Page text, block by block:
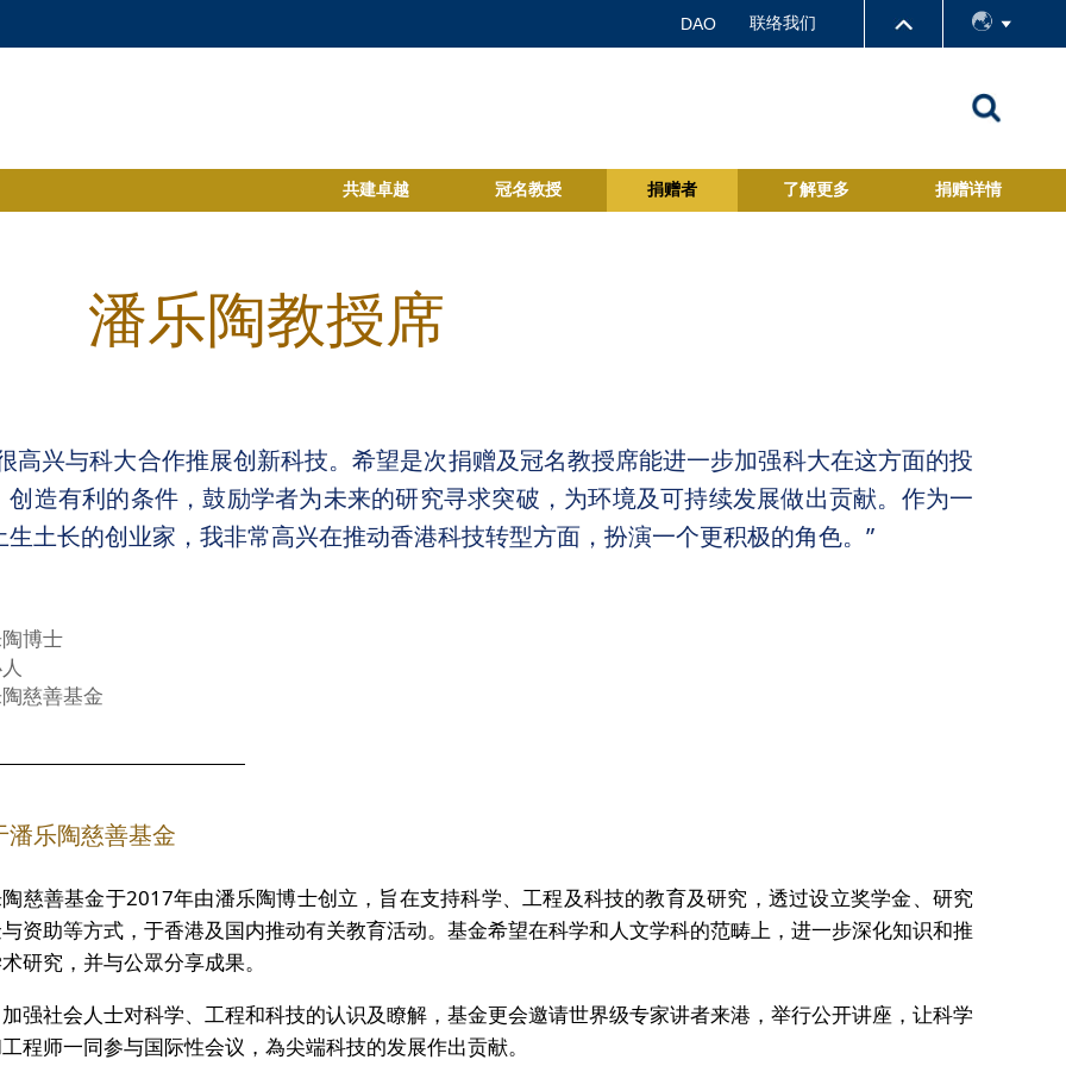
DAO 联络我们
共建卓越 冠名教授 捐赠者 了解更多 捐赠详情
潘乐陶教授席
高兴与科大合作推展创新科技。希望是次捐赠及冠名教授席能进一步加强科大在这方面的投
创造有利的条件，鼓励学者为未来的研究寻求突破，为环境及可持续发展做出贡献。作为一
生土长的创业家，我非常高兴在推动香港科技转型方面，扮演一个更积极的角色。”
博士
慈善基金
潘乐陶慈善基金
慈善基金于2017年由潘乐陶博士创立，旨在支持科学、工程及科技的教育及研究，透过设立奖学金、研究
资助等方式，于香港及国内推动有关教育活动。基金希望在科学和人文学科的范畴上，进一步深化知识和推
研究，并与公眾分享成果。
强社会人士对科学、工程和科技的认识及瞭解，基金更会邀请世界级专家讲者来港，举行公开讲座，让科学
程师一同参与国际性会议，為尖端科技的发展作出贡献。